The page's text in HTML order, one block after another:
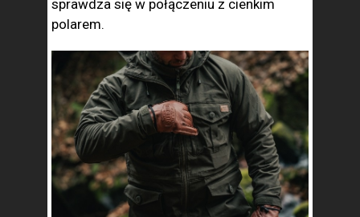
sprawdza się w połączeniu z cienkim
polarem.